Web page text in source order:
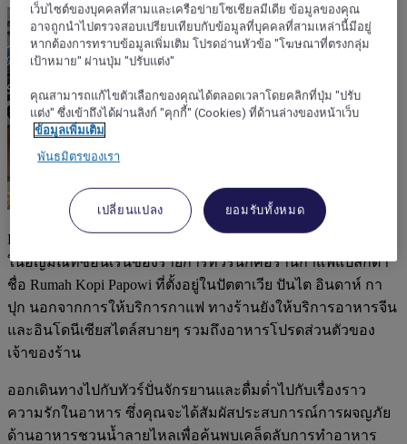
Eat & Stroll คือทัวร์ปั่นจักรยานชิมอาหารในกรุงจาการ์ตา หนึ่ง
ในอัญมณีที่ซ่อนเร้นของรายการทัวร์นี้ก็คือร้านกาแฟแปลกตา
ชื่อ Rumah Kopi Papowi ที่ตั้งอยู่ในปัตตาเวีย ปันไต อินดาห์ กา
ปุก นอกจากการให้บริการกาแฟ ทางร้านยังให้บริการอาหารจีน
และอินโดนีเซียสไตล์สบายๆ รวมถึงอาหารโปรดส่วนตัวของ
เจ้าของร้าน
ออกเดินทางไปกับทัวร์ปั่นจักรยานและดื่มด่ำไปกับเรื่องราว
ความรักในอาหาร ซึ่งคุณจะได้สัมผัสประสบการณ์การผจญภัย
ด้านอาหารชวนน้ำลายไหลเพื่อค้นพบเคล็ดลับการทำอาหาร
เว็บไซต์ของบุคคลที่สามและเครือข่ายโซเชียลมีเดีย ข้อมูลของคุณ
อาจถูกนำไปตรวจสอบเปรียบเทียบกับข้อมูลที่บุคคลที่สามเหล่านี้มีอยู่
หากต้องการทราบข้อมูลเพิ่มเติม โปรดอ่านหัวข้อ "โฆษณาที่ตรงกลุ่ม
เป้าหมาย" ผ่านปุ่ม "ปรับแต่ง"
คุณสามารถแก้ไขตัวเลือกของคุณได้ตลอดเวลาโดยคลิกที่ปุ่ม "ปรับ
แต่ง" ซึ่งเข้าถึงได้ผ่านลิงก์ "คุกกี้" (Cookies) ที่ด้านล่างของหน้าเว็บ
ข้อมูลเพิ่มเติม
พันธมิตรของเรา
เปลี่ยนแปลง ยอมรับทั้งหมด